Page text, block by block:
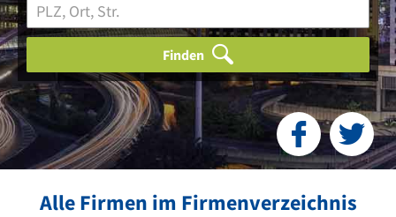
Finden
Alle Firmen im Firmenverzeichnis